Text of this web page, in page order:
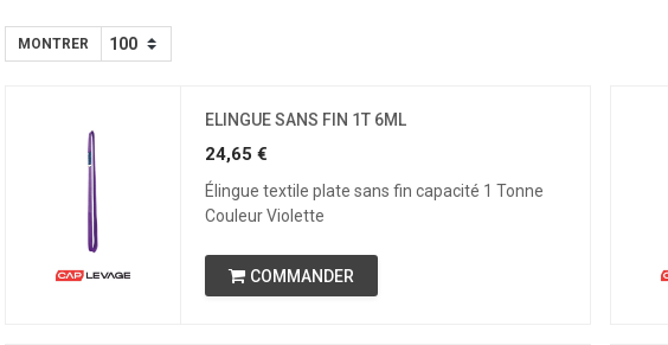
MONTRER
ELINGUE SANS FIN 1T 6ML
24,65 €
Élingue textile plate sans fin capacité 1 Tonne
Couleur Violette
COMMANDER